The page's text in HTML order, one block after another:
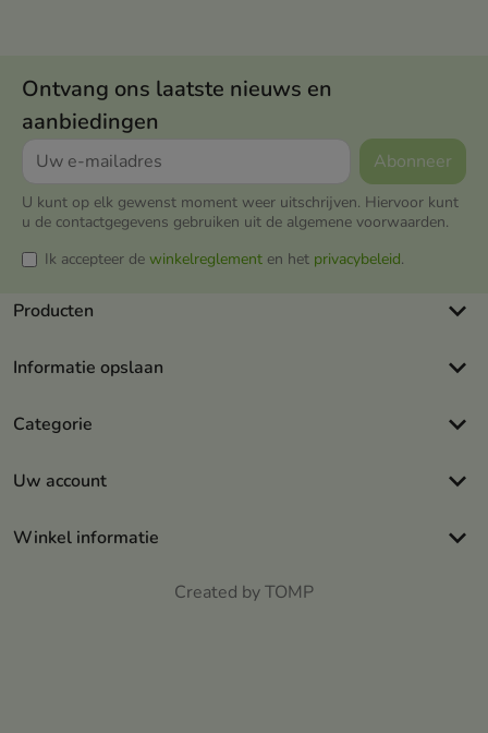
Ontvang ons laatste nieuws en
aanbiedingen
U kunt op elk gewenst moment weer uitschrijven. Hiervoor kunt
u de contactgegevens gebruiken uit de algemene voorwaarden.
Ik accepteer de winkelreglement en het privacybeleid.
Producten keyboard_arrow_down
Informatie opslaan keyboard_arrow_down
Categorie keyboard_arrow_down
Uw account keyboard_arrow_down
Winkel informatie keyboard_arrow_down
Created by TOMP